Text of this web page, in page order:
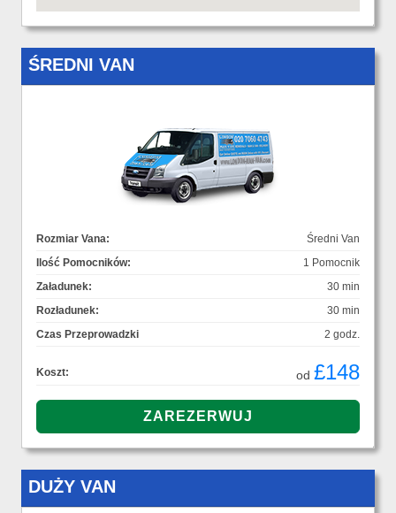
ŚREDNI VAN
Rozmiar Vana:
Średni Van
Ilość Pomocników:
1 Pomocnik
Załadunek:
30 min
Rozładunek:
30 min
Czas Przeprowadzki
2 godz.
Koszt: od £148
DUŻY VAN